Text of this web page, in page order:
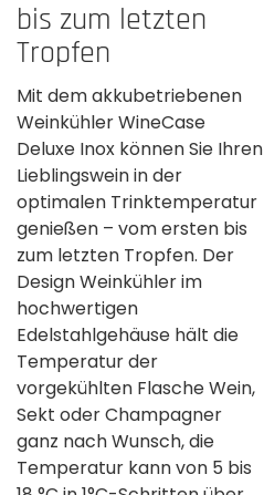
bis zum letzten
Tropfen
Mit dem akkubetriebenen
Weinkühler WineCase
Deluxe Inox können Sie Ihren
Lieblingswein in der
optimalen Trinktemperatur
genießen – vom ersten bis
zum letzten Tropfen. Der
Design Weinkühler im
hochwertigen
Edelstahlgehäuse hält die
Temperatur der
vorgekühlten Flasche Wein,
Sekt oder Champagner
ganz nach Wunsch, die
Temperatur kann von 5 bis